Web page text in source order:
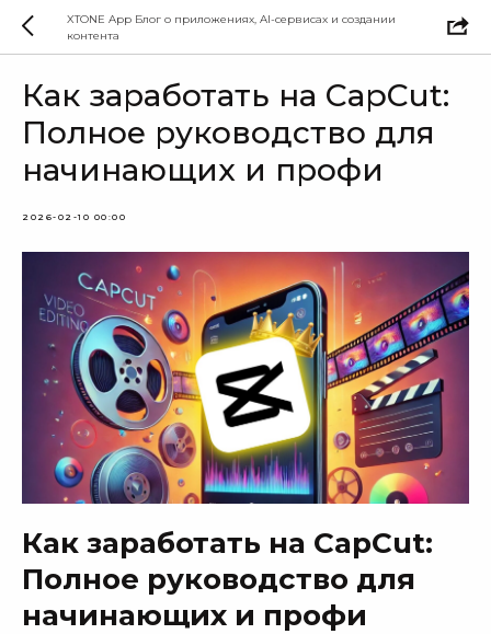
XTONE App Блог о приложениях, AI-сервисах и создании
контента
Как заработать на CapCut:
Полное руководство для
начинающих и профи
2026-02-10 00:00
Как заработать на CapCut:
Полное руководство для
начинающих и профи